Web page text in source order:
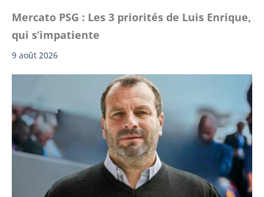
Mercato PSG : Les 3 priorités de Luis Enrique,
qui s’impatiente
9 août 2026